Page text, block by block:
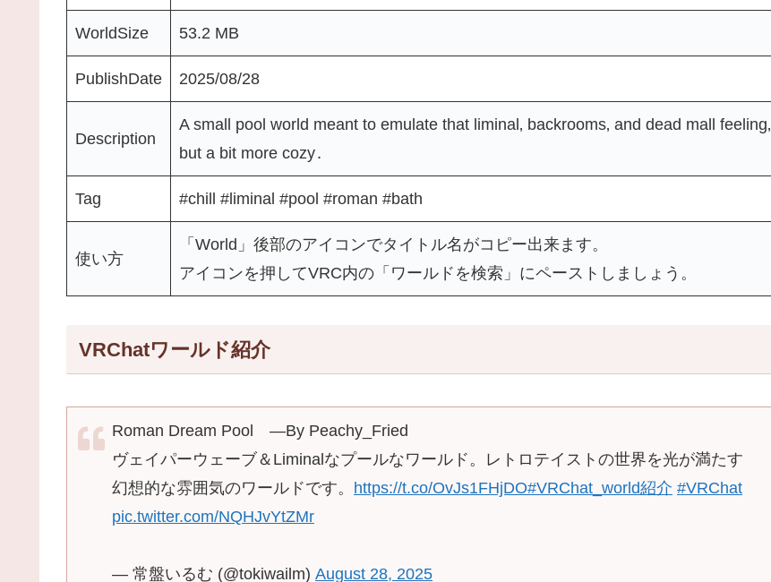
WorldSize 53.2 MB
PublishDate 2025/08/28
Description
A small pool world meant to emulate that liminal‚ backrooms‚ and dead mall feeling‚
but a bit more cozy․
Tag #chill #liminal #pool #roman #bath
使い方
「World」後部のアイコンでタイトル名がコピー出来ます。
アイコンを押してVRC内の「ワールドを検索」にペーストしましょう。
VRChatワールド紹介
Roman Dream Pool ―By Peachy_Fried
ヴェイパーウェーブ＆Liminalなプールなワールド。レトロテイストの世界を光が満たす
幻想的な雰囲気のワールドです。 https://t.co/OvJs1FHjDO#VRChat_world紹介 #VRChat
pic.twitter.com/NQHJvYtZMr
— 常盤いるむ (@tokiwailm) August 28, 2025